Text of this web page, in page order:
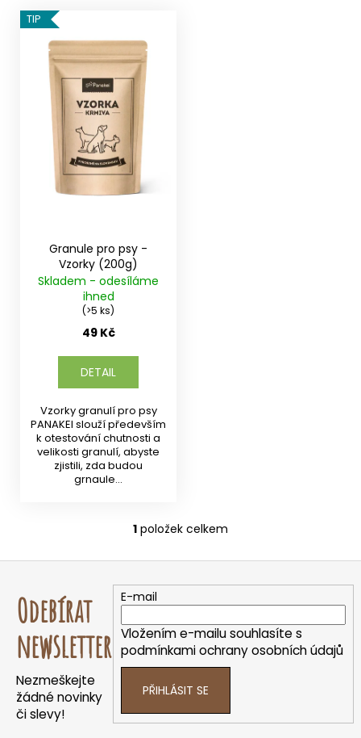
V
ý
TIP
Granule pro psy -
Vzorky (200g)
Skladem - odesíláme
ihned
(>5 ks)
49 Kč
DETAIL
Vzorky granulí pro psy
PANAKEI slouží především
k otestování chutnosti a
velikosti granulí, abyste
zjistili, zda budou
grnaule...
O
v
á
d
a
c
í
r
v
1 položek celkem
Odebírat
newsletter
Nezmeškejte
žádné novinky
či slevy!
E-mail
Vložením e-mailu souhlasíte s
podmínkami ochrany osobních údajů
PŘIHLÁSIT SE